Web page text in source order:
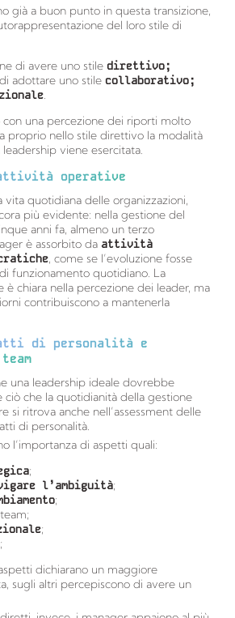
già a buon punto in questa transizione,
del loro stile di
di avere uno stiledirettivo;
adottare uno stilecollaborativo;
.
con una percezione dei riporti molto
proprio nello stile direttivo la modalità
viene esercitata.
operative
vita quotidiana delle organizzazioni,
più evidente: nella gestione del
anni fa, almeno un terzo
è assorbito daattività
, come se l’evoluzione fosse
funzionamento quotidiano. La
è chiara nella percezione dei leader, ma
contribuiscono a mantenerla
di personalità e
una leadership ideale dovrebbe
ciò che la quotidianità della gestione
si ritrova anche nell’assessment delle
di personalità.
l’importanza di aspetti quali:
;
l’ambiguità;
;
;
;
dichiarano un maggiore
sugli altri percepiscono di avere un